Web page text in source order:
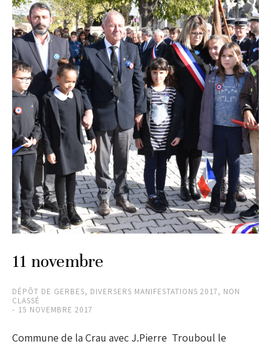
11 novembre
DÉPÔT DE GERBES, DIVERSERS MANIFESTATIONS 2017, NON
CLASSÉ
15 NOVEMBRE 2017
Commune de la Crau avec J.Pierre Trouboul le